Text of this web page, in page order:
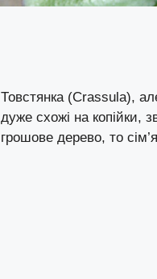
Товстянка (Crassula),
дуже схожі на копійки,
грошове дерево, то